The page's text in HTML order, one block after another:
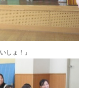
しょ！」